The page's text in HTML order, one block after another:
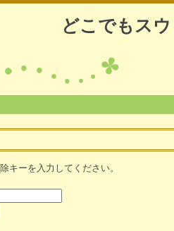
どこでもス
キーを入力してください。